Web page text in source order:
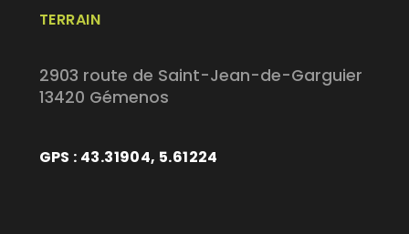
TERRAIN
2903 route de Saint-Jean-de-Garguier
13420 Gémenos
GPS : 43.31904, 5.61224